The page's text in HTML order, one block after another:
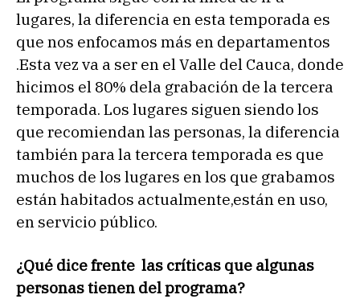
lugares, la diferencia en esta temporada es
que nos enfocamos más en departamentos
.Esta vez va a ser en el Valle del Cauca, donde
hicimos el 80% dela grabación de la tercera
temporada. Los lugares siguen siendo los
que recomiendan las personas, la diferencia
también para la tercera temporada es que
muchos de los lugares en los que grabamos
están habitados actualmente,están en uso,
en servicio público.
¿Qué dice frente las críticas que algunas
personas tienen del programa?